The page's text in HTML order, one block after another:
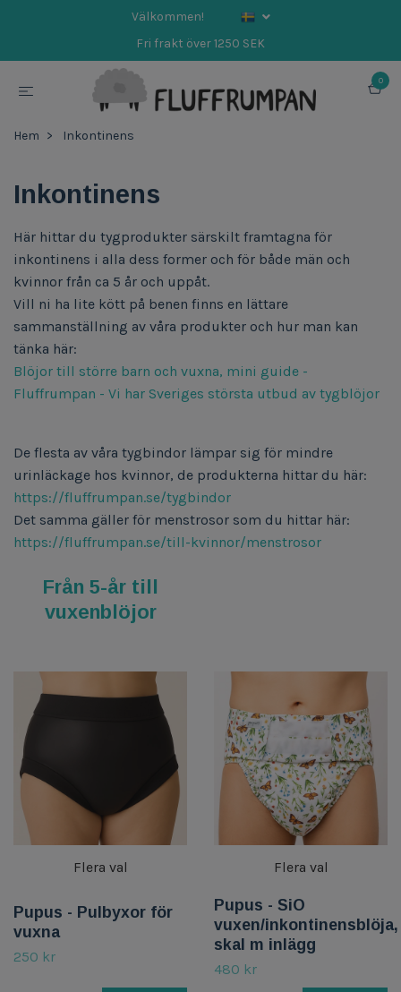
Välkommen!
Fri frakt över 1250 SEK
0
Hem Inkontinens
Inkontinens
Här hittar du tygprodukter särskilt framtagna för
inkontinens i alla dess former och för både män och
kvinnor från ca 5 år och uppåt.
Vill ni ha lite kött på benen finns en lättare
sammanställning av våra produkter och hur man kan
tänka här:
Blöjor till större barn och vuxna, mini guide -
Fluffrumpan - Vi har Sveriges största utbud av tygblöjor
De flesta av våra tygbindor lämpar sig för mindre
urinläckage hos kvinnor, de produkterna hittar du här:
https://fluffrumpan.se/tygbindor
Det samma gäller för menstrosor som du hittar här:
https://fluffrumpan.se/till-kvinnor/menstrosor
Från 5-år till
vuxenblöjor
Flera val
Pupus - Pulbyxor för
vuxna
250 kr
Flera val
Pupus - SiO
vuxen/inkontinensblöja,
skal m inlägg
480 kr